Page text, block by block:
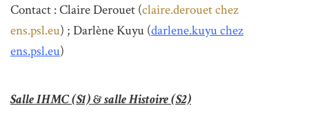
Contact : Claire Derouet (claire.derouetchez
ens.psl.eu) ; Darlène Kuyu (darlene.kuyuchez
ens.psl.eu)
Salle IHMC (S1) & salle Histoire (S2)